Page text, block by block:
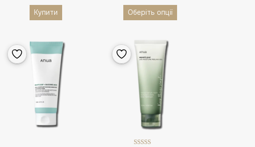
Купити Оберіть опції